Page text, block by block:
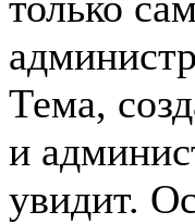
Тема,
и
увидит.